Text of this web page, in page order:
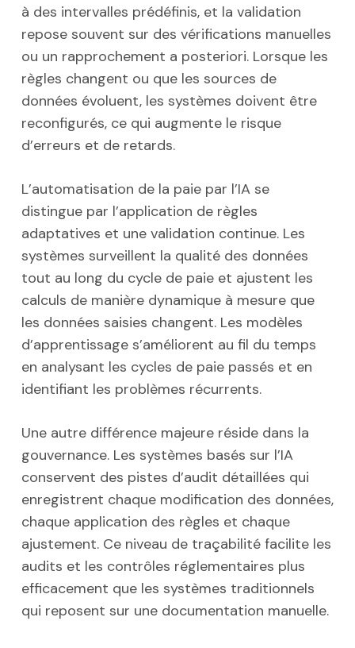
à des intervalles prédéfinis, et la validation
repose souvent sur des vérifications manuelles
ou un rapprochement a posteriori. Lorsque les
règles changent ou que les sources de
données évoluent, les systèmes doivent être
reconfigurés, ce qui augmente le risque
d’erreurs et de retards.
L’automatisation de la paie par l’IA se
distingue par l’application de règles
adaptatives et une validation continue. Les
systèmes surveillent la qualité des données
tout au long du cycle de paie et ajustent les
calculs de manière dynamique à mesure que
les données saisies changent. Les modèles
d’apprentissage s’améliorent au fil du temps
en analysant les cycles de paie passés et en
identifiant les problèmes récurrents.
Une autre différence majeure réside dans la
gouvernance. Les systèmes basés sur l’IA
conservent des pistes d’audit détaillées qui
enregistrent chaque modification des données,
chaque application des règles et chaque
ajustement. Ce niveau de traçabilité facilite les
audits et les contrôles réglementaires plus
efficacement que les systèmes traditionnels
qui reposent sur une documentation manuelle.